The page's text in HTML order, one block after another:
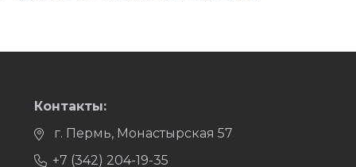
Контакты:
г. Пермь, Монастырская 57
+7 (342) 204-19-35